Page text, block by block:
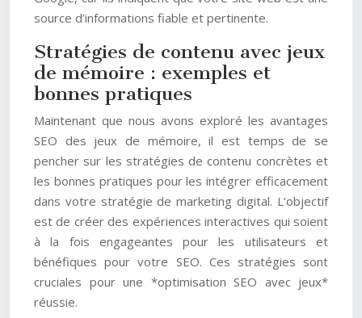
source d’informations fiable et pertinente.
Stratégies de contenu avec jeux
de mémoire : exemples et
bonnes pratiques
Maintenant que nous avons exploré les avantages
SEO des jeux de mémoire, il est temps de se
pencher sur les stratégies de contenu concrètes et
les bonnes pratiques pour les intégrer efficacement
dans votre stratégie de marketing digital. L’objectif
est de créer des expériences interactives qui soient
à la fois engageantes pour les utilisateurs et
bénéfiques pour votre SEO. Ces stratégies sont
cruciales pour une *optimisation SEO avec jeux*
réussie.